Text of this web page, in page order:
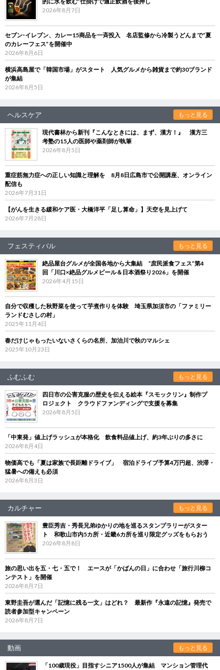
2026年8月7日
セブン‐イレブン、カレー15商品を一斉投入 名店監修から冷製うどんまで“夏
のカレーフェス”を開催中
2026年8月6日
横浜高島屋で「韓国市場」がスタート 人気グルメから雑貨まで約30ブランド
が集結
2026年8月5日
ヘルスケア もっと見る
現代書林から新刊『こんなときには、まず、漢方！』 漢方三
考塾の15人の医師や薬剤師が執筆
2026年8月5日
重症筋無力症への正しい知識と理解を 8月8日広島市で公開講座、オンライン
配信も
2026年7月31日
【がんを生きる緩和ケア医・大橋洋平「足し算命」】天空を見上げて
2026年7月28日
フェスティバル もっと見る
絶品屋台グルメが全国各地から大集結 “庶民派食フェス”第4
回「川口×絶品グルメビール＆日本酒祭り2026」を開催
2026年4月15日
自分で収穫した秋野菜を使って芋煮作りを体験 埼玉県加須市の「ファミリー
ランドむさしの村」
2025年11月4日
春だけじゃもったいないさくらの名所、加治川で秋のマルシェ
2025年10月23日
ふむふむ もっと見る
四日市の公害克服の歴史を伝える絵本『スモックリン』制作プ
ロジェクト クラウドファンディングで支援を募集
2026年8月5日
「中東発」値上げラッシュが本格化 飲食料品値上げ、約3年ぶりの多さに
2026年8月4日
物価高でも「夏は家族で長距離ドライブ」 宿泊ドライブ予算4万円超、渋滞・
猛暑への備えも必須
2026年8月3日
カルチャー もっと見る
豊臣秀吉・秀長兄弟ゆかりの地を巡るスタンプラリーがスター
ト 和歌山市内5カ所・近畿6カ所を巡り限定グッズをもらおう
2026年8月8日
旅の思い出を五・七・五で！ エースが「かばんの日」に合わせ「旅行川柳コ
ンテスト」を開催
2026年8月7日
東野圭吾が選んだ「記憶に残る一文」はどれ？ 最新作『永遠の記憶』発売で
読者参加型キャンペーン
2026年8月7日
動画 もっと見る
「100歳現役」目指すシニア1500人が集結 マンション管理代